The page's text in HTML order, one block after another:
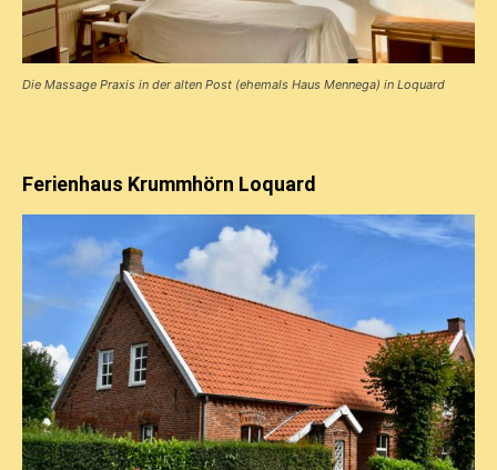
Die Massage Praxis in der alten Post (ehemals Haus Mennega) in Loquard
Ferienhaus Krummhörn Loquard